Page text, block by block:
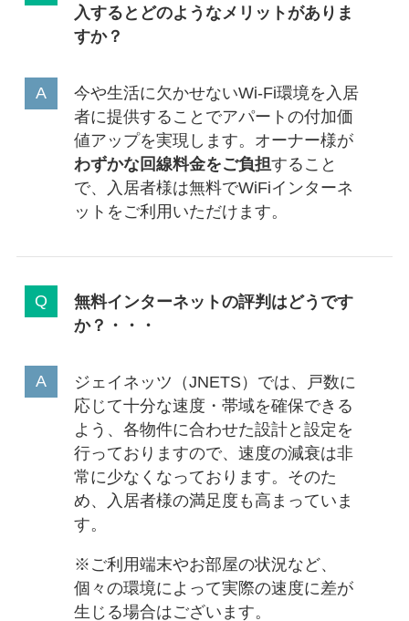
入するとどのようなメリットがありま
すか？
今や生活に欠かせないWi-Fi環境を入居
者に提供することでアパートの付加価
値アップを実現します。オーナー様が
わずかな回線料金をご負担すること
で、入居者様は無料でWiFiインターネ
ットをご利用いただけます。
無料インターネットの評判はどうです
か？・・・
ジェイネッツ（JNETS）では、戸数に
応じて十分な速度・帯域を確保できる
よう、各物件に合わせた設計と設定を
行っておりますので、速度の減衰は非
常に少なくなっております。そのた
め、入居者様の満足度も高まっていま
す。
※ご利用端末やお部屋の状況など、
個々の環境によって実際の速度に差が
生じる場合はございます。